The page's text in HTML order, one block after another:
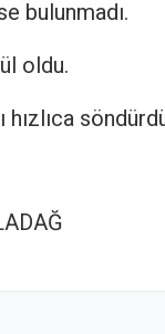
bulunmadı.
oldu.
hızlıca